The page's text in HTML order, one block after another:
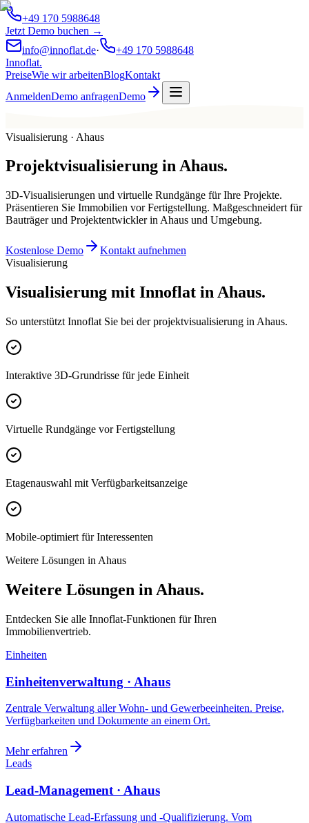
+49 170 5988648
Jetzt Demo buchen →
info@innoflat.de·
+49 170 5988648
Innoflat.
PreiseWie wir arbeitenBlogKontakt
AnmeldenDemo anfragenDemo
Visualisierung · Ahaus
Projektvisualisierung inAhaus.
3D-Visualisierungen und virtuelle Rundgänge für Ihre Projekte.
Präsentieren Sie Immobilien vor Fertigstellung. Maßgeschneidert für
Bauträger und Projektentwickler in Ahaus und Umgebung.
Kostenlose Demo
Kontakt aufnehmen
Visualisierung
Visualisierung mit Innoflat in Ahaus.
So unterstützt Innoflat Sie bei der projektvisualisierung in Ahaus.
Interaktive 3D-Grundrisse für jede Einheit
Virtuelle Rundgänge vor Fertigstellung
Etagenauswahl mit Verfügbarkeitsanzeige
Mobile-optimiert für Interessenten
Weitere Lösungen in Ahaus
Weitere Lösungen in Ahaus.
Entdecken Sie alle Innoflat-Funktionen für Ihren
Immobilienvertrieb.
Einheiten
Einheitenverwaltung · Ahaus
Zentrale Verwaltung aller Wohn- und Gewerbeeinheiten. Preise,
Verfügbarkeiten und Dokumente an einem Ort.
Mehr erfahren
Leads
Lead-Management · Ahaus
Automatische Lead-Erfassung und -Qualifizierung. Vom